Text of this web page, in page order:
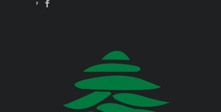
Jul 23, 2026
صدر عن دائرة الإعلام والعلاقات العامة
في المديرية العامة للدفاع المدني
اللبناني البيان الآتي:
وزارة الخارجية والمغتربين
وزارة الصناعة